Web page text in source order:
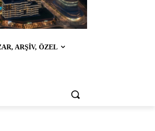
ARŞİV, ÖZEL